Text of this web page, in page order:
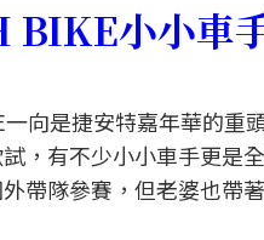
BIKE小小車
一向是捷安特嘉年華的
，有不少小小車手更是
帶隊參賽，但老婆也帶